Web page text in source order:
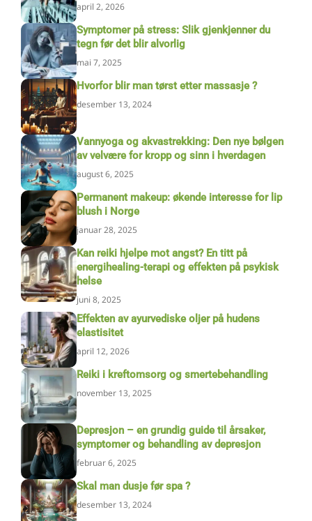
april 2, 2026
Symptomer på stress: Slik gjenkjenner du
tegn før det blir alvorlig
mai 7, 2025
Hvorfor blir man tørst etter massasje ?
desember 13, 2024
Vannyoga og akvastrekking: Den nye bølgen
av velvære for kropp og sinn i hverdagen
august 6, 2025
Permanent makeup: økende interesse for lip
blush i Norge
januar 28, 2025
Kan reiki hjelpe mot angst? En titt på
energihealing-terapi og effekten på psykisk
helse
juni 8, 2025
Effekten av ayurvediske oljer på hudens
elastisitet
april 12, 2026
Reiki i kreftomsorg og smertebehandling
november 13, 2025
Depresjon – en grundig guide til årsaker,
symptomer og behandling av depresjon
februar 6, 2025
Skal man dusje før spa ?
desember 13, 2024